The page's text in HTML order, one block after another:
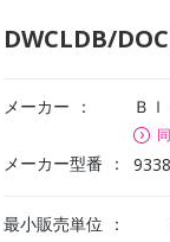
DWCLDB/
メーカー Ｂ
メーカー型番
最小販売単位